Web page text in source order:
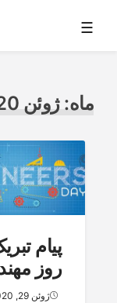
☰
ماه:ژوئن 2020
پیام
روز
ژوئن 29, 2020